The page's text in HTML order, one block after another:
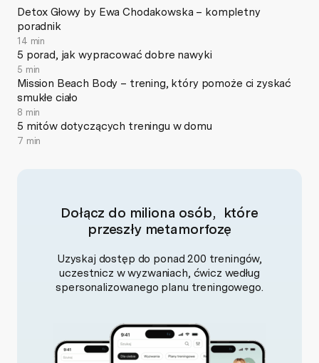
Detox Głowy by Ewa Chodakowska – kompletny
poradnik
14 min
5 porad, jak wypracować dobre nawyki
5 min
Mission Beach Body – trening, który pomoże ci zyskać
smukłe ciało
8 min
5 mitów dotyczących treningu w domu
7 min
Dołącz do miliona osób, które
przeszły metamorfozę
Uzyskaj dostęp do ponad 200 treningów,
uczestnicz w wyzwaniach, ćwicz według
spersonalizowanego planu treningowego.